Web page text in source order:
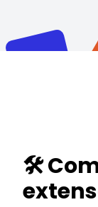
🛠️